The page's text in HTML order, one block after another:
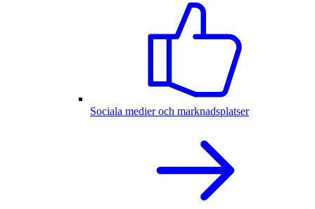
Sociala medier och marknadsplatser